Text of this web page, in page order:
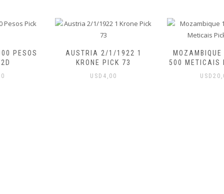
AUSTRIA 2/1/1922 1
KRONE PICK 73
MOZAMBIQUE 1/6/2024
500 METICAIS PICK W159